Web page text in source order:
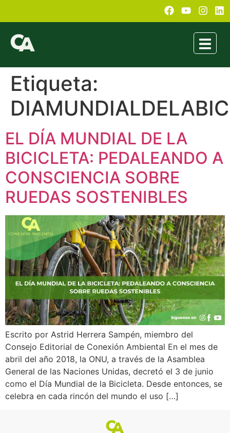
Etiqueta:
EL DÍA MUNDIAL DE LA
BICICLETA: PEDALEANDO A
CONSCIENCIA SOBRE
RUEDAS SOSTENIBLES
Escrito por Astrid Herrera Sampén, miembro del
Consejo Editorial de Conexión Ambiental En el mes de
abril del año 2018, la ONU, a través de la Asamblea
General de las Naciones Unidas, decretó el 3 de junio
como el Día Mundial de la Bicicleta. Desde entonces, se
celebra en cada rincón del mundo el uso […]